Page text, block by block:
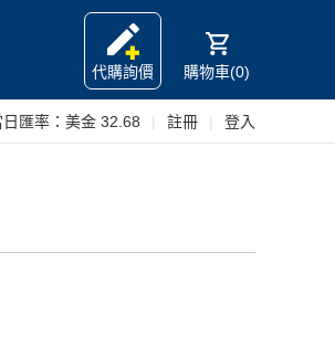
代購詢價
購物車(0)
日匯率： 美金 32.68 註冊 登入